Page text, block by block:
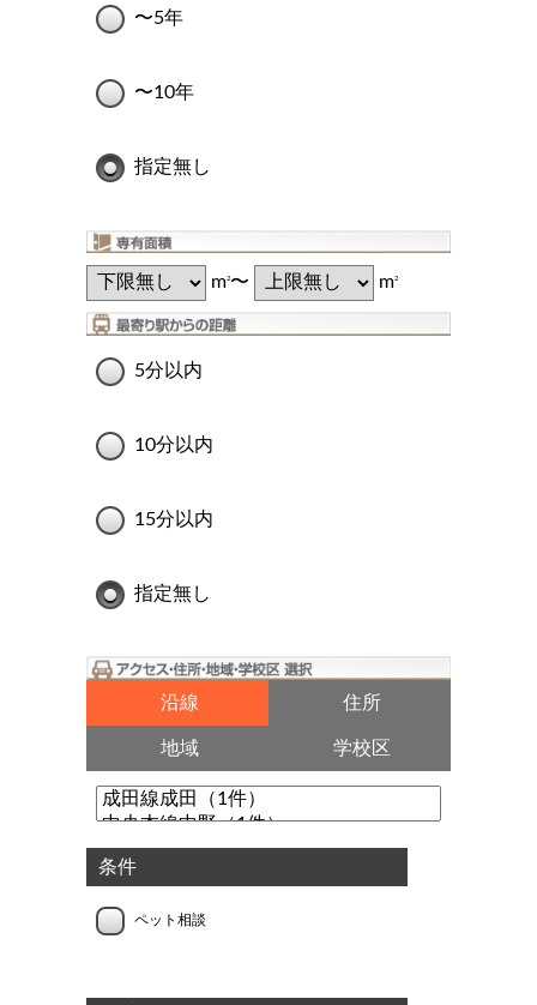
〜5年
〜10年
指定無し
m2〜 m2
5分以内
10分以内
15分以内
指定無し
沿線 住所
地域 学校区
条件
ペット相談